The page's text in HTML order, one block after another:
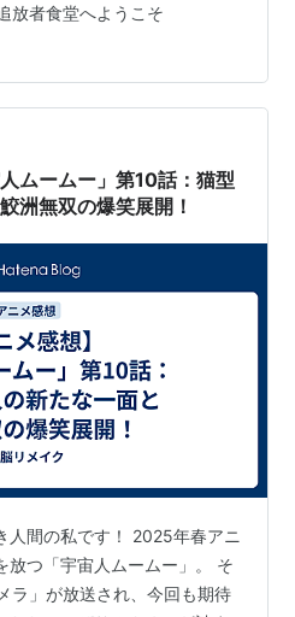
転送陣を敷きながら、魔物
の奇…
放者食堂へようこそ
ムームー」第10話：猫型
洲無双の爆笑展開！
人間の私です！ 2025年春アニ
放つ「宇宙人ムームー」。 そ
ラ」が放送され、今回も期待